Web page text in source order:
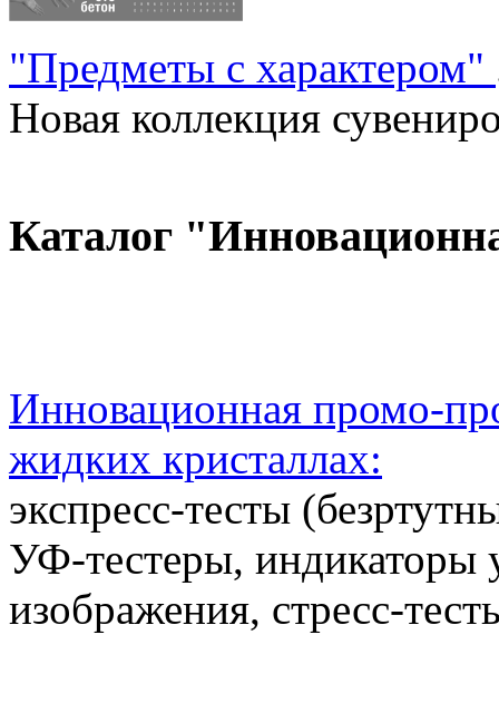
"Предметы с характером"
Новая коллекция
Каталог
Инновационная промо-
жидких кристаллах:
экспресс-тесты
УФ-тестеры, индикаторы
изображения, стресс-